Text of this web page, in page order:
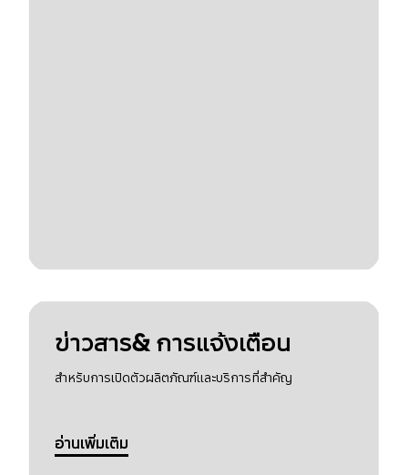
ข่าวสาร& การแจ้งเตือน
สำหรับการเปิดตัวผลิตภัณฑ์และบริการที่สำคัญ
อ่านเพิ่มเติม